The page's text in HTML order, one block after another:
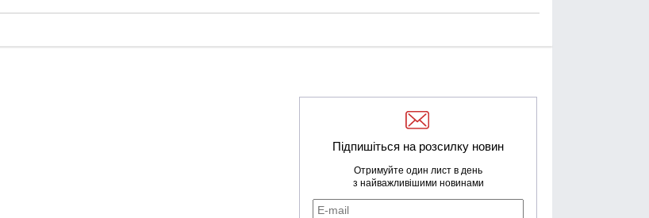
Підпишіться на розсилку новин
Отримуйте один лист в день
з найважливішими новинами